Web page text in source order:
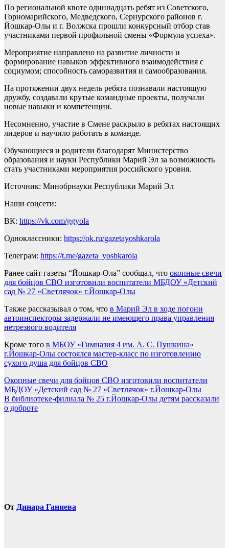
По региональной квоте одиннадцать ребят из Советского,
Горномарийского, Медведского, Сернурского районов г.
Йошкар-Олы и г. Волжска прошли конкурсный отбор став
участниками первой профильной смены «Формула успеха».
Мероприятие направлено на развитие личности и
формирование навыков эффективного взаимодействия с
социумом; способность саморазвития и самообразования.
На протяжении двух недель ребята познавали настоящую
дружбу, создавали крутые командные проекты, получали
новые навыки и компетенции.
Несомненно, участие в Смене раскрыло в ребятах настоящих
лидеров и научило работать в команде.
Обучающиеся и родители благодарят Министерство
образования и науки Республики Марий Эл за возможность
стать участниками мероприятия российского уровня.
Источник: Минобрнауки Республики Марий Эл
Наши соцсети:
ВК: https://vk.com/ggyola
Одноклассники: https://ok.ru/gazetayoshkarola
Телеграм: https://t.me/gazeta_yoshkarola
Ранее сайт газеты “Йошкар-Ола” сообщал, что окопные свечи
для бойцов СВО изготовили воспитатели МБДОУ «Детский
сад № 27 «Светлячок» г.Йошкар-Олы
Также рассказывал о том, что в Марий Эл в ходе погони
автоинспекторы задержали не имеющего права управления
нетрезвого водителя
Кроме того в МБОУ «Гимназия 4 им. А. С. Пушкина»
г.Йошкар-Олы состоялся мастер-класс по изготовлению
сухого душа для бойцов СВО
Навигация
по
записям
Окопные свечи для бойцов СВО изготовили воспитатели
МБДОУ «Детский сад № 27 «Светлячок» г.Йошкар-Олы
В библиотеке-филиала № 25 г.Йошкар-Олы детям рассказали
о доброте
От Динара Ганиева